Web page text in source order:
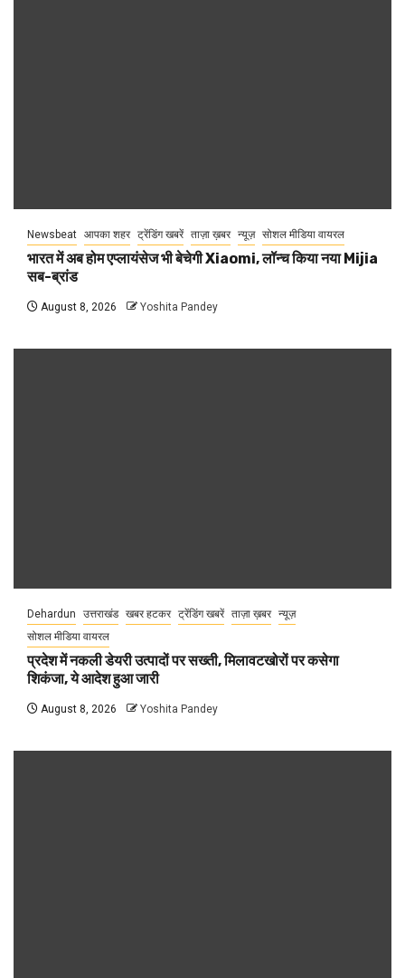
Newsbeat आपका शहर ट्रेंडिंग खबरें ताज़ा ख़बर न्यूज़ सोशल मीडिया वायरल
भारत में अब होम एप्लायंसेज भी बेचेगी Xiaomi, लॉन्च किया नया Mijia
सब-ब्रांड
August 8, 2026 Yoshita Pandey
Dehardun उत्तराखंड खबर हटकर ट्रेंडिंग खबरें ताज़ा ख़बर न्यूज़
सोशल मीडिया वायरल
प्रदेश में नकली डेयरी उत्पादों पर सख्ती, मिलावटखोरों पर कसेगा
शिकंजा, ये आदेश हुआ जारी
August 8, 2026 Yoshita Pandey